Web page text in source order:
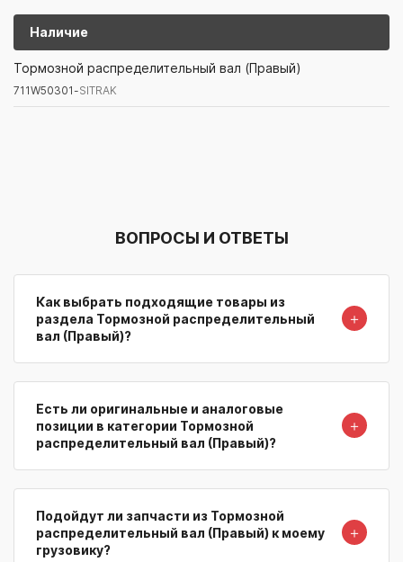
Наличие
Артикул/Бренд
711W50301-SITRAK
Тормозной распределительный вал (Правый)
711W50301-SITRAK
ВОПРОСЫ И ОТВЕТЫ
Как выбрать подходящие товары из
раздела Тормозной распределительный
вал (Правый)?
＋
Есть ли оригинальные и аналоговые
позиции в категории Тормозной
распределительный вал (Правый)?
＋
Подойдут ли запчасти из Тормозной
распределительный вал (Правый) к моему
грузовику?
＋